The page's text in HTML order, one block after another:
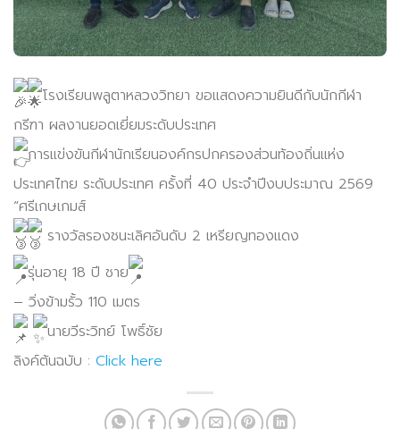
โรงเรียนพลูตาหลวงวิทยา ขอแสดงความยินดีกับนักกีฬา
กรีฑา ผลงานยอดเยี่ยมระดับประเทศ
การแข่งขันกีฬานักเรียนองค์กรปกครองส่วนท้องถิ่นแห่ง
ประเทศไทย ระดับประเทศ ครั้งที่ 40 ประจำปีงบประมาณ 2569
“ศรีเกษเกมส์
รางวัลรองชนะเลิศอันดับ 2 เหรียญทองแดง
รุ่นอายุ 18 ปี ชาย
– วิ่งข้ามรั้ว 110 เมตร
นายวีระวิทย์ โพธิ์ชัย
ลิงค์ต้นฉบับ : Click here